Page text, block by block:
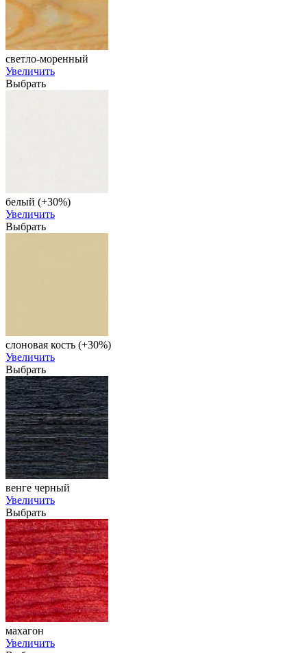
светло-моренный
Увеличить
Выбрать
белый (+30%)
Увеличить
Выбрать
слоновая кость (+30%)
Увеличить
Выбрать
венге черный
Увеличить
Выбрать
махагон
Увеличить